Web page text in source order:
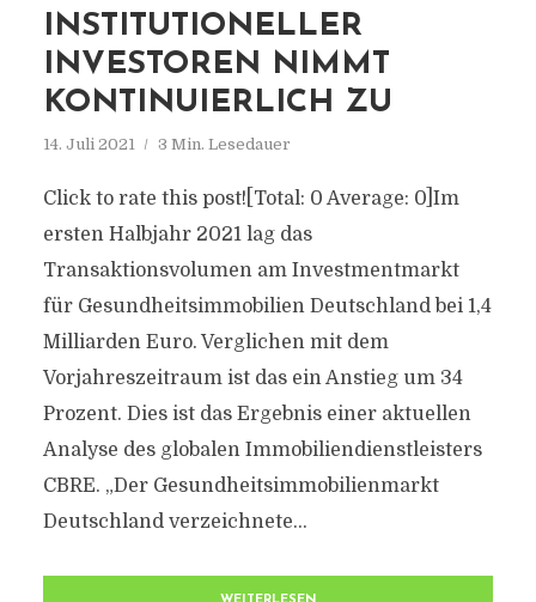
INSTITUTIONELLER
INVESTOREN NIMMT
KONTINUIERLICH ZU
14. Juli 2021 3 Min. Lesedauer
Click to rate this post![Total: 0 Average: 0]Im
ersten Halbjahr 2021 lag das
Transaktionsvolumen am Investmentmarkt
für Gesundheitsimmobilien Deutschland bei 1,4
Milliarden Euro. Verglichen mit dem
Vorjahreszeitraum ist das ein Anstieg um 34
Prozent. Dies ist das Ergebnis einer aktuellen
Analyse des globalen Immobiliendienstleisters
CBRE. „Der Gesundheitsimmobilienmarkt
Deutschland verzeichnete...